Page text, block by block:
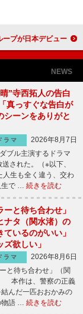
ユニットは圧巻 メンバー２１人の大型Ｋ－ＰＯＰグループが日本デビュー
NEWS
”寺西拓人の告白
真っすぐな告白が
シーンをありがと
ラマ
2026年8月7日
ブル主演するドラマ
された。（※以下、
生も全く違う、交わ
生で … 続きを読む
ーと待ち合わせ」
ナタ（関水渚）の
いるのがいい」
ズ欲しい」
ラマ
2026年8月6日
と待ち合わせ」（関
本作は、警察の正義
んだ一匹おおかみの
物語 … 続きを読む